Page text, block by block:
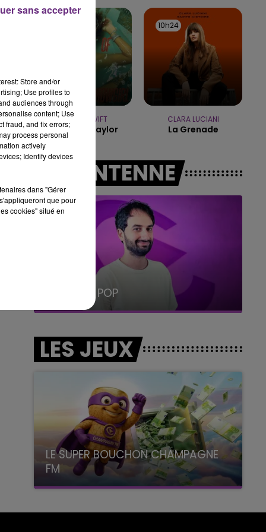
19h00 - 19h15
LA POP MACHINE - CHAMPAGNE FM
TAYLOR SWIFT
Elizabeth Taylor
10h24
10h24
CLARA LUCIANI
La Grenade
A L'ANTENNE
LA RADIO POP
LES JEUX
LE SUPER BOUCHON CHAMPAGNE
FM
avec La Famille Champagne FM, à 8H10
Store and/or
Use profiles to
audiences through
content; Use
fraud, and fix errors;
process personal
actively
Identify devices
dans "Gérer
que pour
cookies" situé en
sans accepter